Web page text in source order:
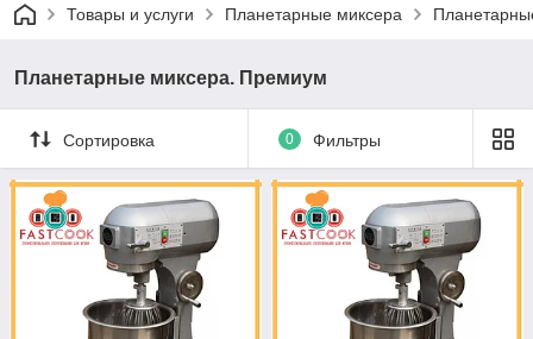
Товары и услуги Планетарные миксера
Планетарные миксера. Премиум
Сортировка 0 Фильтры